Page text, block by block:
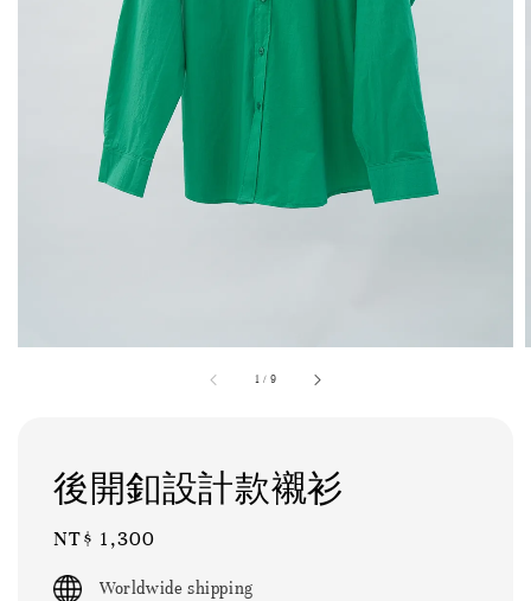
1 / 9
後開釦設計款襯衫
Regular
price
NT$ 1,300
Worldwide shipping